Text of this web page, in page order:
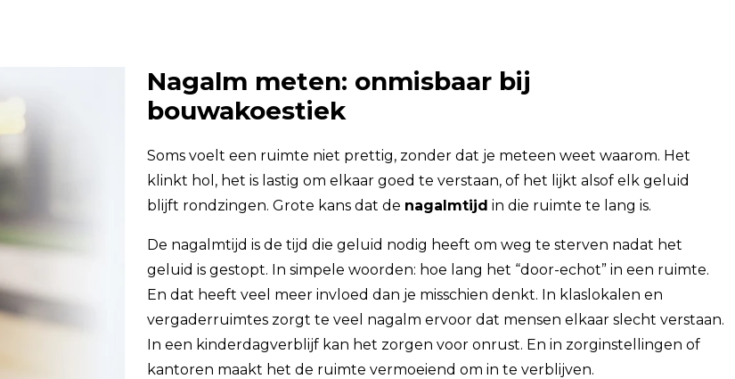
Nagalm meten: onmisbaar bij
bouwakoestiek
Soms voelt een ruimte niet prettig, zonder dat je meteen weet waarom. Het
klinkt hol, het is lastig om elkaar goed te verstaan, of het lijkt alsof elk geluid
blijft rondzingen. Grote kans dat de nagalmtijd in die ruimte te lang is.
De nagalmtijd is de tijd die geluid nodig heeft om weg te sterven nadat het
geluid is gestopt. In simpele woorden: hoe lang het “door-echot” in een ruimte.
En dat heeft veel meer invloed dan je misschien denkt. In klaslokalen en
vergaderruimtes zorgt te veel nagalm ervoor dat mensen elkaar slecht verstaan.
In een kinderdagverblijf kan het zorgen voor onrust. En in zorginstellingen of
kantoren maakt het de ruimte vermoeiend om in te verblijven.